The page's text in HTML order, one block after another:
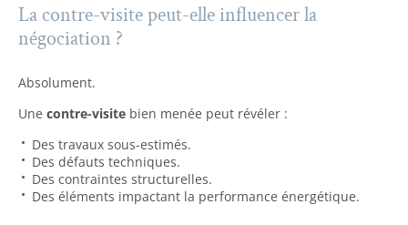
La contre-visite peut-elle influencer la
négociation ?
Absolument.
Une contre-visite bien menée peut révéler :
Des travaux sous-estimés.
Des défauts techniques.
Des contraintes structurelles.
Des éléments impactant la performance énergétique.